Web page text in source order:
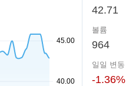
42.71
볼륨
964
일일 변동
-1.36%